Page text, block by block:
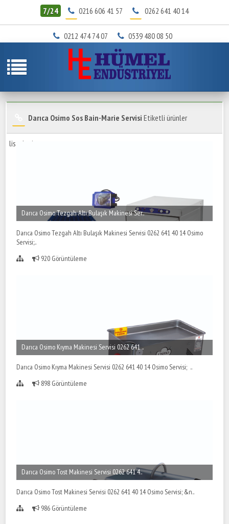
7/24 0216 606 41 57 0262 641 40 14
0212 474 74 07 0539 480 08 50
Darıca Osimo Sos Bain-Marie Servisi Etiketli ürünler
listeleniyor.
Darıca Osimo Tezgah Altı Bulaşık Makinesi Ser..
Darıca Osimo Tezgah Altı Bulaşık Makinesi Servisi 0262 641 40 14 Osimo
Servisi;..
920 Görüntüleme
Darıca Osimo Kıyma Makinesi Servisi 0262 641 ..
Darıca Osimo Kıyma Makinesi Servisi 0262 641 40 14 Osimo Servisi; ..
898 Görüntüleme
Darıca Osimo Tost Makinesi Servisi 0262 641 4..
Darıca Osimo Tost Makinesi Servisi 0262 641 40 14 Osimo Servisi; &n..
986 Görüntüleme